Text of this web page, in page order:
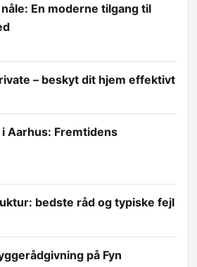
En moderne tilgang til
– beskyt dit hjem effektivt
Aarhus: Fremtidens
bedste råd og typiske fejl
på Fyn